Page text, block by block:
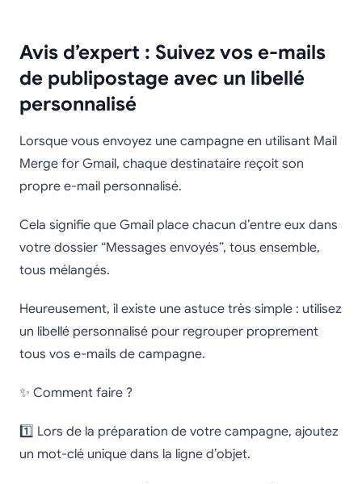
Avis d’expert : Suivez vos e-mails
de publipostage avec un libellé
personnalisé
Lorsque vous envoyez une campagne en utilisant Mail
Merge for Gmail, chaque destinataire reçoit son
propre e-mail personnalisé.
Cela signifie que Gmail place chacun d’entre eux dans
votre dossier “Messages envoyés”, tous ensemble,
tous mélangés.
Heureusement, il existe une astuce très simple : utilisez
un libellé personnalisé pour regrouper proprement
tous vos e-mails de campagne.
✨ Comment faire ?
1️⃣ Lors de la préparation de votre campagne, ajoutez
un mot-clé unique dans la ligne d’objet.